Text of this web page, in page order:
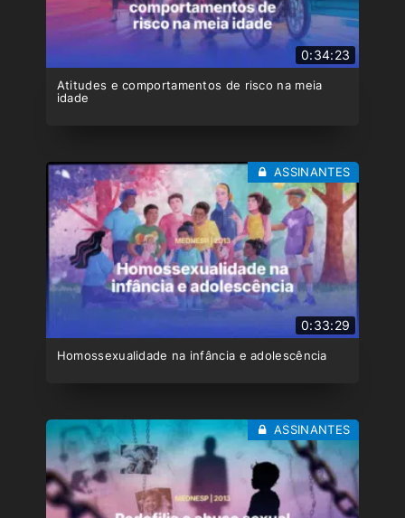
0:34:23
Atitudes e comportamentos de risco na meia
idade
0:33:29
Homossexualidade na infância e adolescência
ASSINANTES
ASSINANTES